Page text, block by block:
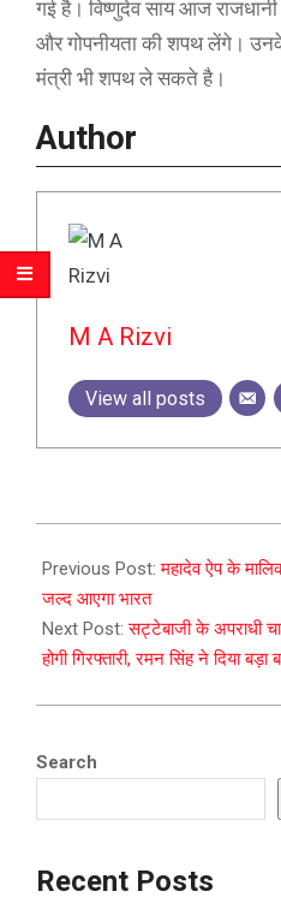
गई है। विष्णुदेव साय आज
और गोपनीयता की शपथ लेंगे।
मंत्री भी शपथ ले सकते है।
Author
M A Rizvi
View all posts
12-
13
Previous Post:महादेव ऐप के
जल्द आएगा भारत
Next Post:सट्टेबाजी के अपराधी
होगी गिरफ्तारी, रमन सिंह ने दिया बड़ा
Search
Recent Posts